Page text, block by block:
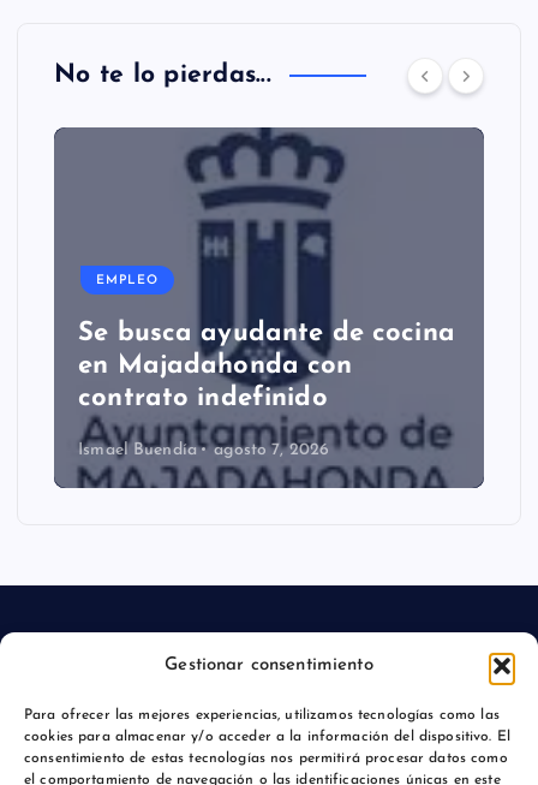
Gestionar consentimiento
Para ofrecer las mejores experiencias, utilizamos tecnologías como las
cookies para almacenar y/o acceder a la información del dispositivo. El
consentimiento de estas tecnologías nos permitirá procesar datos como
el comportamiento de navegación o las identificaciones únicas en este
No te lo pierdas...
EMPLEO
Se busca ayudante de cocina
en Majadahonda con
contrato indefinido
Ismael Buendía agosto 7, 2026
Política de privacidad